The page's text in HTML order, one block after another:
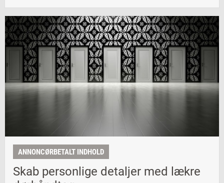
ANNONCØRBETALT INDHOLD
Skab personlige detaljer med lækre